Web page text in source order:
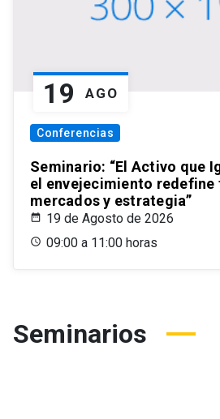
19 AGO
Conferencias
Seminario: “El Activo que
el envejecimiento redefine
mercados y estrategia”
19 de Agosto de 2026
09:00 a 11:00 horas
Seminarios